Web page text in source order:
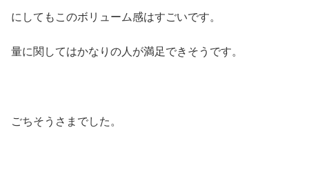
にしてもこのボリューム感はすごいです。
量に関してはかなりの人が満足できそうです。
ごちそうさまでした。